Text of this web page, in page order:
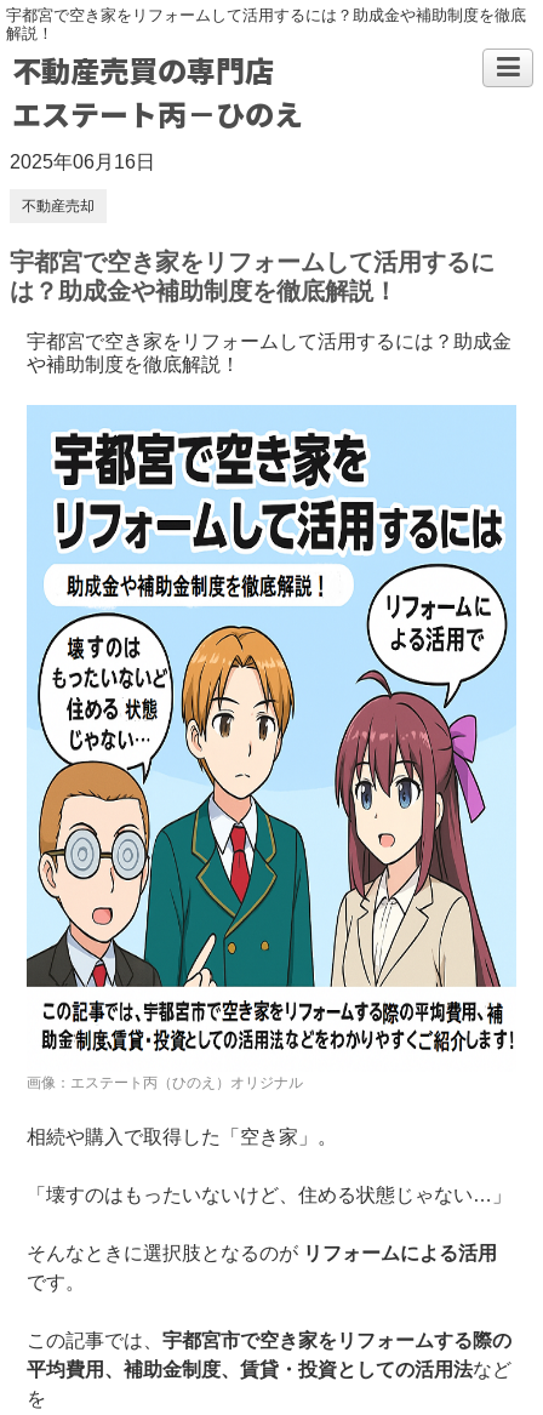
宇都宮で空き家をリフォームして活用するには？助成金や補助制度を徹底
解説！
不動産売買の専門店
エステート丙－ひのえ
2025年06月16日
不動産売却
宇都宮で空き家をリフォームして活用するに
は？助成金や補助制度を徹底解説！
宇都宮で空き家をリフォームして活用するには？助成金
や補助制度を徹底解説！
画像：エステート丙（ひのえ）オリジナル
相続や購入で取得した「空き家」。
「壊すのはもったいないけど、住める状態じゃない…」
そんなときに選択肢となるのが リフォームによる活用
です。
この記事では、宇都宮市で空き家をリフォームする際の
平均費用、補助金制度、賃貸・投資としての活用法など
を